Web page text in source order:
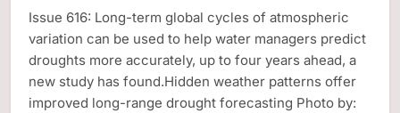
Issue 616: Long-term global cycles of atmospheric
variation can be used to help water managers predict
droughts more accurately, up to four years ahead, a
new study has found.Hidden weather patterns offer
improved long-range drought forecasting Photo by: